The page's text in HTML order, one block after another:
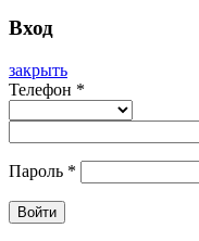
Вход
закрыть
Телефон *
Пароль *
Войти